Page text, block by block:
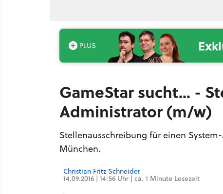
GameStar sucht... -
Administrator (m/w)
Stellenausschreibung für einen
München.
Christian Fritz Schneider
14.09.2016 | 14:56 Uhr | ca. 1 Minute Lesezeit